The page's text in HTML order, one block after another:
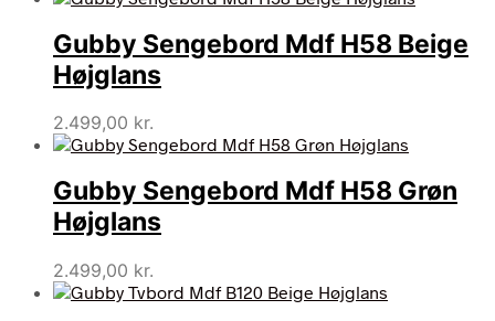
Gubby Sengebord Mdf H58 Beige
Højglans
2.499,00 kr.
Gubby Sengebord Mdf H58 Grøn
Højglans
2.499,00 kr.